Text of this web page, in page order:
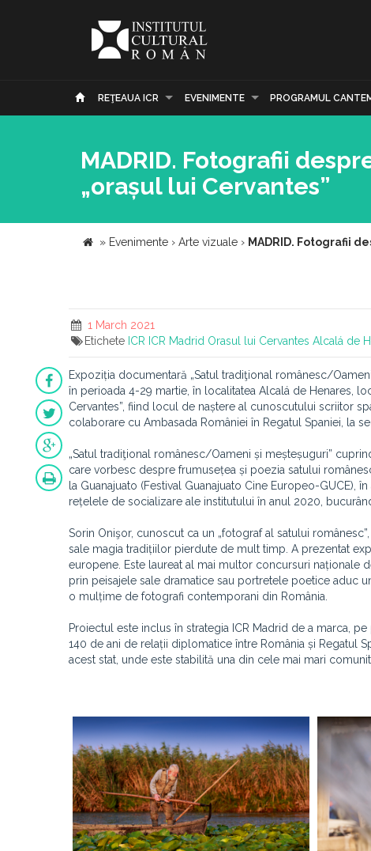
REŢEAUA ICR EVENIMENTE PROGRAMUL
MADRID. Fotografii
„orașul lui Cervantes”
» Evenimente › Arte vizuale › MADRID. Fotografii
1 March 2021
Etichete ICR ICR Madrid Orasul lui Cervantes Alcalá de
Expoziția documentară „Satul tradiţional românesc/
în perioada 4-29 martie, în localitatea Alcalá de Henares,
Cervantes”, fiind locul de naștere al cunoscutului scriitor
colaborare cu Ambasada României în Regatul Spaniei, la
„Satul tradiţional românesc/Oameni și meșteșuguri”
care vorbesc despre frumusețea și poezia satului
la Guanajuato (Festival Guanajuato Cine Europeo-GUCE),
rețelele de socializare ale institutului în anul 2020,
Sorin Onişor, cunoscut ca un „fotograf al satului
sale magia tradițiilor pierdute de mult timp. A prezentat
europene. Este laureat al mai multor concursuri naționale
prin peisajele sale dramatice sau portretele poetice aduc
o mulțime de fotografi contemporani din România.
Proiectul este inclus în strategia ICR Madrid de a marca,
140 de ani de relații diplomatice între România și Regatul
acest stat, unde este stabilită una din cele mai mari